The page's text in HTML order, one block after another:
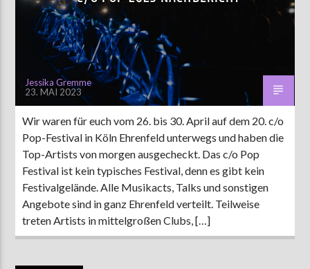
AKTUELLE SENDUNG
MOEBIUS
00:00 18:00
ZU HÖREN IN Steinfurt103,9 MHz
Jessika Gremme
23. MAI 2023
Wir waren für euch vom 26. bis 30. April auf dem 20. c/o
Pop-Festival in Köln Ehrenfeld unterwegs und haben die
Top-Artists von morgen ausgecheckt. Das c/o Pop
Festival ist kein typisches Festival, denn es gibt kein
Festivalgelände. Alle Musikacts, Talks und sonstigen
Angebote sind in ganz Ehrenfeld verteilt. Teilweise
treten Artists in mittelgroßen Clubs, […]